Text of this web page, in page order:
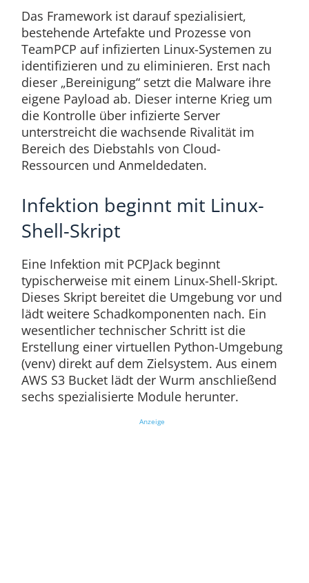
Das Framework ist darauf spezialisiert,
bestehende Artefakte und Prozesse von
TeamPCP auf infizierten Linux-Systemen zu
identifizieren und zu eliminieren. Erst nach
dieser „Bereinigung“ setzt die Malware ihre
eigene Payload ab. Dieser interne Krieg um
die Kontrolle über infizierte Server
unterstreicht die wachsende Rivalität im
Bereich des Diebstahls von Cloud-
Ressourcen und Anmeldedaten.
Infektion beginnt mit Linux-
Shell-Skript
Eine Infektion mit PCPJack beginnt
typischerweise mit einem Linux-Shell-Skript.
Dieses Skript bereitet die Umgebung vor und
lädt weitere Schadkomponenten nach. Ein
wesentlicher technischer Schritt ist die
Erstellung einer virtuellen Python-Umgebung
(venv) direkt auf dem Zielsystem. Aus einem
AWS S3 Bucket lädt der Wurm anschließend
sechs spezialisierte Module herunter.
Anzeige